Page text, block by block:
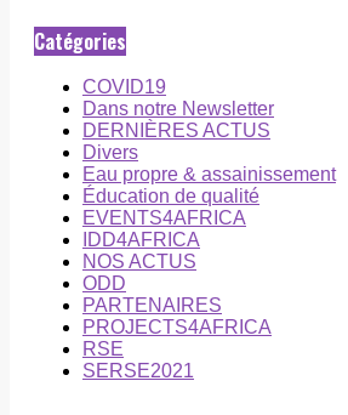
Catégories
COVID19
Dans notre Newsletter
DERNIÈRES ACTUS
Divers
Eau propre & assainissement
Éducation de qualité
EVENTS4AFRICA
IDD4AFRICA
NOS ACTUS
ODD
PARTENAIRES
PROJECTS4AFRICA
RSE
SERSE2021